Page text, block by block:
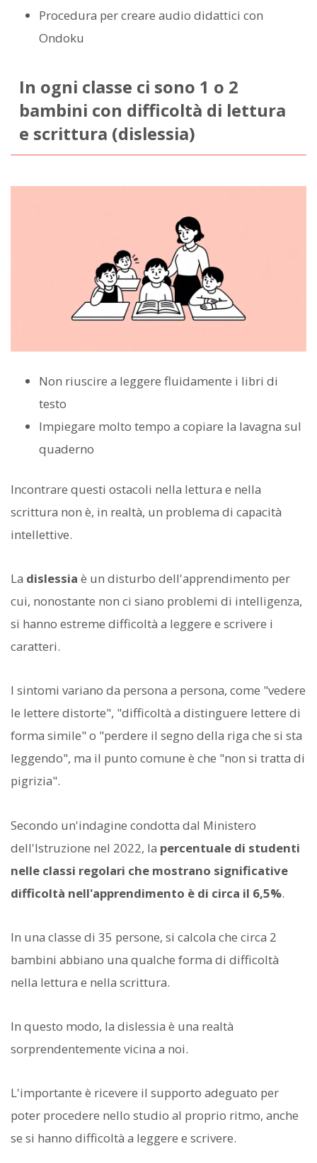
Procedura per creare audio didattici con
Ondoku
In ogni classe ci sono 1 o 2
bambini con difficoltà di lettura
e scrittura (dislessia)
Non riuscire a leggere fluidamente i libri di
testo
Impiegare molto tempo a copiare la lavagna sul
quaderno
Incontrare questi ostacoli nella lettura e nella
scrittura non è, in realtà, un problema di capacità
intellettive.
La dislessia è un disturbo dell'apprendimento per
cui, nonostante non ci siano problemi di intelligenza,
si hanno estreme difficoltà a leggere e scrivere i
caratteri.
I sintomi variano da persona a persona, come "vedere
le lettere distorte", "difficoltà a distinguere lettere di
forma simile" o "perdere il segno della riga che si sta
leggendo", ma il punto comune è che "non si tratta di
pigrizia".
Secondo un'indagine condotta dal Ministero
dell'Istruzione nel 2022, la percentuale di studenti
nelle classi regolari che mostrano significative
difficoltà nell'apprendimento è di circa il 6,5%.
In una classe di 35 persone, si calcola che circa 2
bambini abbiano una qualche forma di difficoltà
nella lettura e nella scrittura.
In questo modo, la dislessia è una realtà
sorprendentemente vicina a noi.
L'importante è ricevere il supporto adeguato per
poter procedere nello studio al proprio ritmo, anche
se si hanno difficoltà a leggere e scrivere.